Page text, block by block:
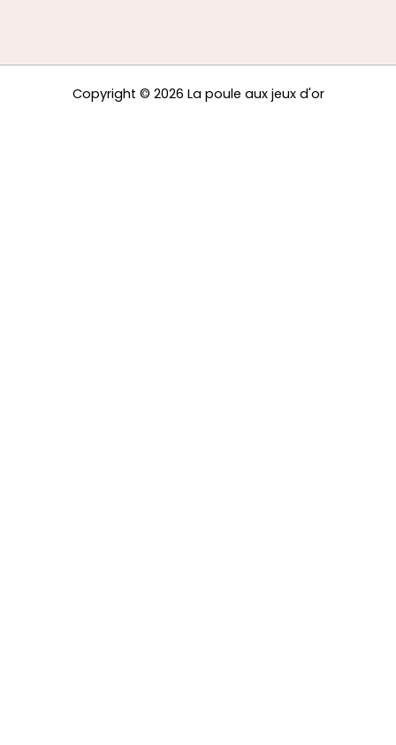
Copyright © 2026 La poule aux jeux d'or